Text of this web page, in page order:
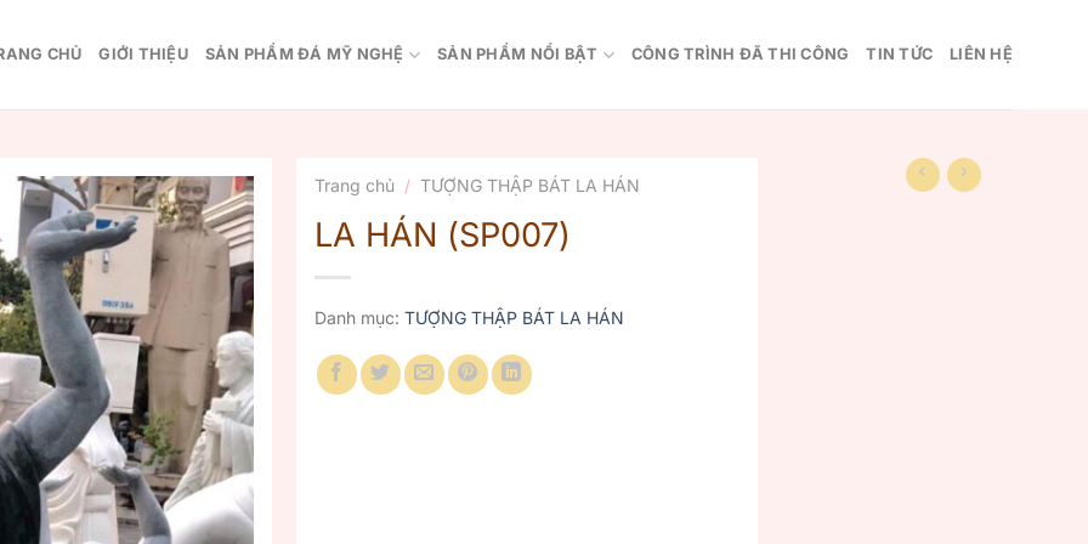
CHỦ GIỚI THIỆU SẢN PHẨM ĐÁ MỸ NGHỆ SẢN PHẨM NỔI BẬT CÔNG TRÌNH ĐÃ THI CÔNG TIN TỨC LIÊN HỆ
Trang chủ / TƯỢNG THẬP BÁT LA HÁN
LA HÁN (SP007)
Danh mục: TƯỢNG THẬP BÁT LA HÁN